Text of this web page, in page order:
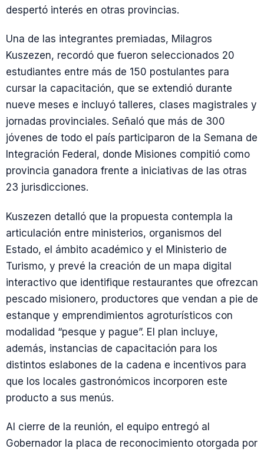
despertó interés en otras provincias.
Una de las integrantes premiadas, Milagros
Kuszezen, recordó que fueron seleccionados 20
estudiantes entre más de 150 postulantes para
cursar la capacitación, que se extendió durante
nueve meses e incluyó talleres, clases magistrales y
jornadas provinciales. Señaló que más de 300
jóvenes de todo el país participaron de la Semana de
Integración Federal, donde Misiones compitió como
provincia ganadora frente a iniciativas de las otras
23 jurisdicciones.
Kuszezen detalló que la propuesta contempla la
articulación entre ministerios, organismos del
Estado, el ámbito académico y el Ministerio de
Turismo, y prevé la creación de un mapa digital
interactivo que identifique restaurantes que ofrezcan
pescado misionero, productores que vendan a pie de
estanque y emprendimientos agroturísticos con
modalidad “pesque y pague”. El plan incluye,
además, instancias de capacitación para los
distintos eslabones de la cadena e incentivos para
que los locales gastronómicos incorporen este
producto a sus menús.
Al cierre de la reunión, el equipo entregó al
Gobernador la placa de reconocimiento otorgada por